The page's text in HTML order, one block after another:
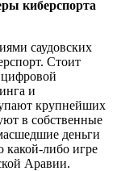
киберспорта
саудовских
Стоит
и
крупнейших
в собственные
деньги
какой-либо игре
Аравии.